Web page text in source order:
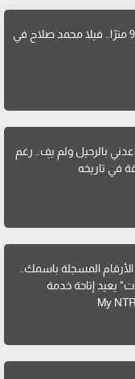
على مساحة 975 مترًا.. فيلا محمد صلاح في
وعدني بالرحيل ولم يفِ.. رغم
في تاريخه
المسجلة باسمك..
يعيد إتاحة خدمة